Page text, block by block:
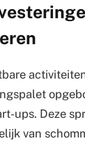
ups. Deze
van